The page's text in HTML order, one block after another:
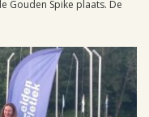
Gouden Spike plaats. De